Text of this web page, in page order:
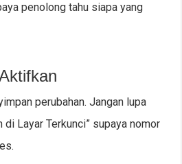
penolong tahu siapa yang
perubahan. Jangan lupa
di Layar Terkunci” supaya nomor